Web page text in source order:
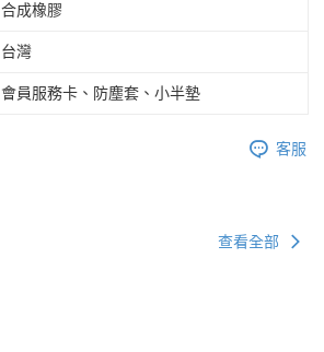
合成橡膠
台灣
會員服務卡、防塵套、小半墊
客服
查看全部